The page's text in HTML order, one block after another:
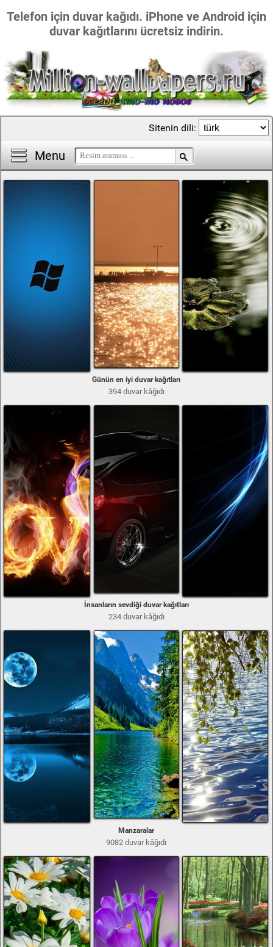
Telefon için duvar kağıdı. iPhone ve Android için
duvar kağıtlarını ücretsiz indirin.
Menu
Sitenin dili:
Günün en iyi duvar kağıtları
394 duvar kâğıdı
İnsanların sevdiği duvar kağıtları
234 duvar kâğıdı
Manzaralar
9082 duvar kâğıdı